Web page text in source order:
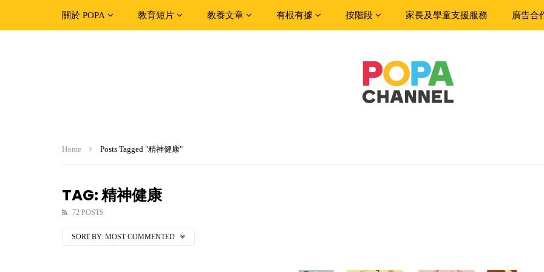
關於 POPA 教育短片 教養文章 有根有據 按階段 家長及學童支援服務 廣告合
Home Posts Tagged "精神健康"
TAG: 精神健康
72 POSTS
SORT BY: MOST COMMENTED